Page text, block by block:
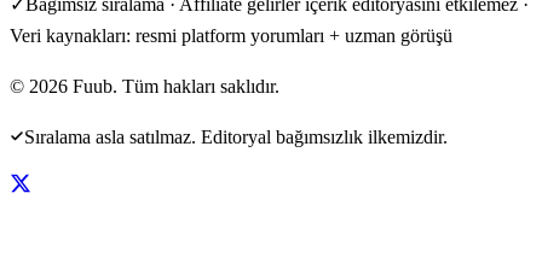
Veri kaynakları: resmi platform yorumları + uzman görüşü
© 2026 Fuub. Tüm hakları saklıdır.
Sıralama asla satılmaz. Editoryal bağımsızlık ilkemizdir.